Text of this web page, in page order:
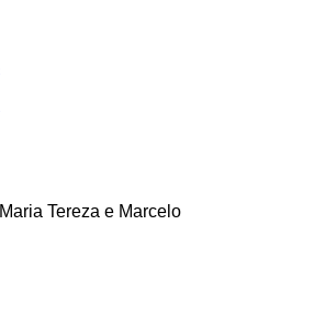
Maria Tereza e Marcelo